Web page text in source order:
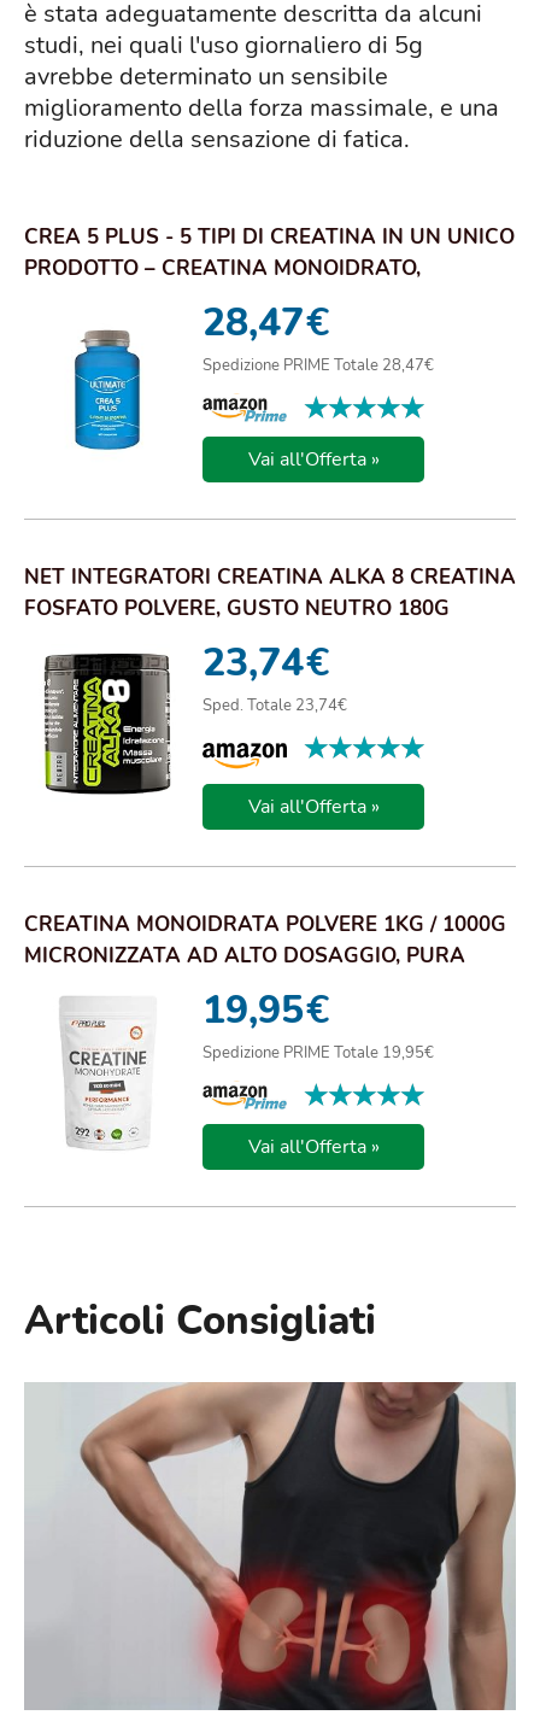
è stata adeguatamente descritta da alcuni
studi, nei quali l'uso giornaliero di 5g
avrebbe determinato un sensibile
miglioramento della forza massimale, e una
riduzione della sensazione di fatica.
CREA 5 PLUS - 5 TIPI DI CREATINA IN UN UNICO
PRODOTTO – CREATINA MONOIDRATO,
28,47€
Spedizione PRIME Totale 28,47€
★★★★★
★★★★★
Vai all'Offerta »
NET INTEGRATORI CREATINA ALKA 8 CREATINA
FOSFATO POLVERE, GUSTO NEUTRO 180G
23,74€
Sped. Totale 23,74€
★★★★★
★★★★★
Vai all'Offerta »
CREATINA MONOIDRATA POLVERE 1KG / 1000G
MICRONIZZATA AD ALTO DOSAGGIO, PURA
19,95€
Spedizione PRIME Totale 19,95€
★★★★★
★★★★★
Vai all'Offerta »
Articoli Consigliati